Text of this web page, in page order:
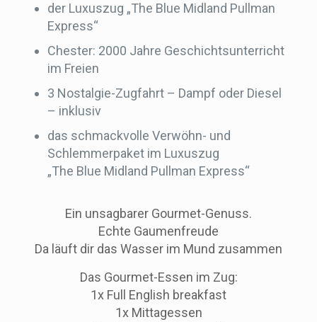
der Luxuszug „The Blue Midland Pullman
Express“
Chester: 2000 Jahre Geschichtsunterricht
im Freien
3 Nostalgie-Zugfahrt – Dampf oder Diesel
– inklusiv
das schmackvolle Verwöhn- und
Schlemmerpaket im Luxuszug
„The Blue Midland Pullman Express“
Ein unsagbarer Gourmet-Genuss.
Echte Gaumenfreude
Da läuft dir das Wasser im Mund zusammen
Das Gourmet-Essen im Zug:
1x Full English breakfast
1x Mittagessen